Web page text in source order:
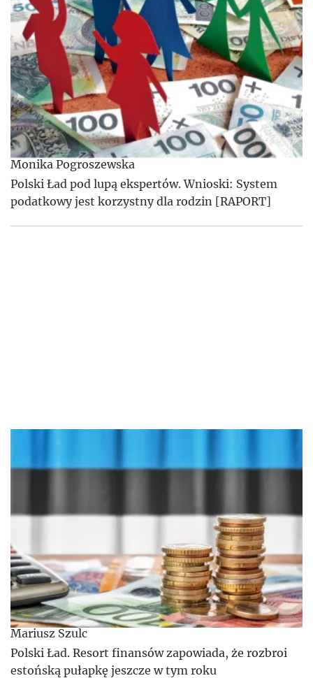
Monika Pogroszewska
Polski Ład pod lupą ekspertów. Wnioski: System
podatkowy jest korzystny dla rodzin [RAPORT]
Mariusz Szulc
Polski Ład. Resort finansów zapowiada, że rozbroi
estońską pułapkę jeszcze w tym roku